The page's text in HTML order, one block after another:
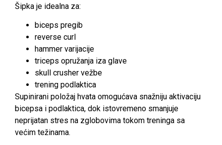
Šipka je idealna za:
biceps pregib
reverse curl
hammer varijacije
triceps opružanja iza glave
skull crusher vežbe
trening podlaktica
Supinirani položaj hvata omogućava snažniju aktivaciju
bicepsa i podlaktica, dok istovremeno smanjuje
neprijatan stres na zglobovima tokom treninga sa
većim težinama.